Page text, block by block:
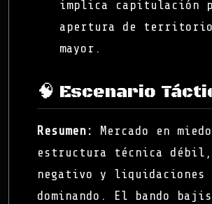
implica capitulación
apertura de
mayor.
🧠 Escenario
Resumen:
Mercado en
estructura técnica
negativo y liquidaciones
dominando. El bando